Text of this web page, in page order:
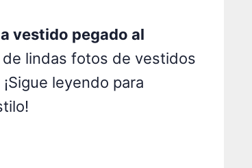
vestido pegado al
lindas fotos de vestidos
leyendo para